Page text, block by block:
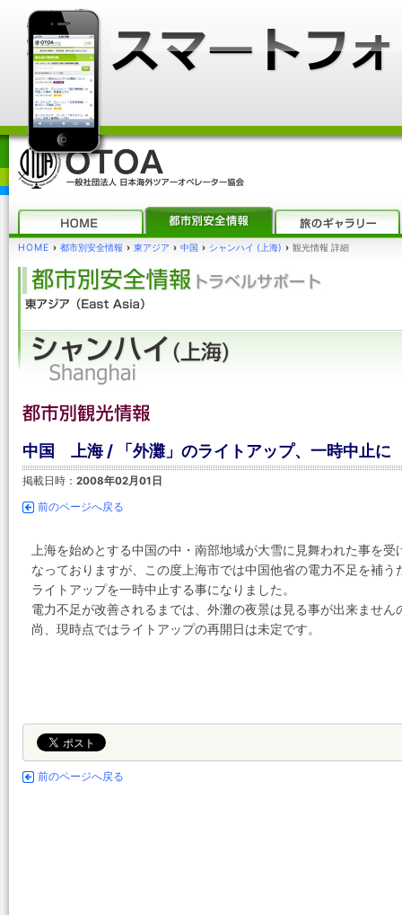
HOME › 都市別安全情報 › 東アジア › 中国 › シャンハイ (上海) › 観光情報 詳細
中国 上海 / 「外灘」のライトアップ、一時中止に
掲載日時： 2008年02月01日
前のページへ戻る
上海を始めとする中国の中・南部地域が大雪に見舞われた事を
なっておりますが、この度上海市では中国他省の電力不足を補
ライトアップを一時中止する事になりました。
電力不足が改善されるまでは、外灘の夜景は見る事が出来ませ
尚、現時点ではライトアップの再開日は未定です。
前のページへ戻る